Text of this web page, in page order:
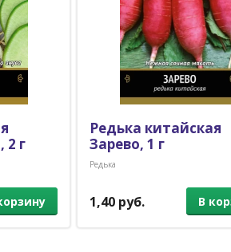
2 г
Редька китайская
Зарево, 1 г
Редька
1,40 руб. В